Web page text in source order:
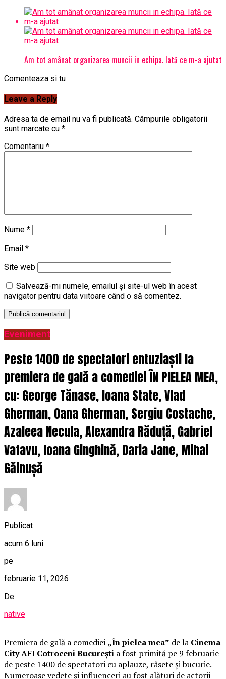
Am tot amânat organizarea muncii in echipa. Iată ce m-a ajutat
Comenteaza si tu
Leave a Reply
Adresa ta de email nu va fi publicată. Câmpurile obligatorii
sunt marcate cu *
Comentariu *
Nume *
Email *
Site web
Salvează-mi numele, emailul și site-ul web în acest
navigator pentru data viitoare când o să comentez.
Eveniment
Peste 1400 de spectatori entuziaști la
premiera de gală a comediei ÎN PIELEA MEA,
cu: George Tănase, Ioana State, Vlad
Gherman, Oana Gherman, Sergiu Costache,
Azaleea Necula, Alexandra Răduță, Gabriel
Vatavu, Ioana Ginghină, Daria Jane, Mihai
Găinușă
Publicat
acum 6 luni
pe
februarie 11, 2026
De
native
Premiera de gală a comediei „În pielea mea” de la Cinema
City AFI Cotroceni București a fost primită pe 9 februarie
de peste 1400 de spectatori cu aplauze, râsete și bucurie.
Numeroase vedete și influenceri au fost alături de actorii